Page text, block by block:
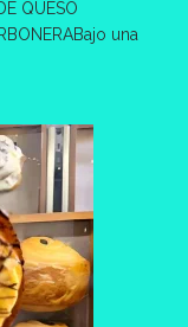
QUESO
una